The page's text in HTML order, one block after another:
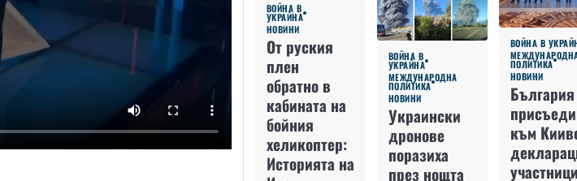
ВОЙНА В
УКРАЙНА
НОВИНИ
От руския
плен
обратно в
кабината на
бойния
хеликоптер:
Историята на
ВОЙНА В
УКРАЙНА
МЕЖДУНАРОДНА
ПОЛИТИКА
НОВИНИ
Украински
дронове
поразиха
през нощта
ВОЙНА В
ПОЛИТИКА
НОВИНИ
към